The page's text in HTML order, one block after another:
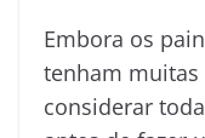
Embora os
tenham
considerar